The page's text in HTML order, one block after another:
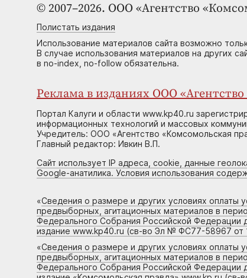
© 2007–2026. ООО «Агентство
Полистать издания
Использование материалов сайта возможно
В случае использования материалов на других
в no-index, no-follow обязательна.
Реклама в изданиях ООО
Портал Калуги и области www.kp40.ru
информационных технологий и массовых
Учредитель: ООО «Агентство «Комсомольская
Главный редактор: Ивкин В.П.
Сайт использует IP адреса, cookie, данные
Google-анатилика. Условия использования
«Сведения о размере и других условиях оплаты
предвыборных, агитационных материалов в
Федерального Собрания Российской Федерации
издание www.kp40.ru (св-во Эл № ФС77-58967 от
«Сведения о размере и других условиях оплаты
предвыборных, агитационных материалов в
Федерального Собрания Российской Федерации